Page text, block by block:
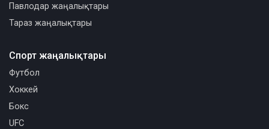
Павлодар жаңалықтары
Тараз жаңалықтары
Спорт жаңалықтары
Футбол
Хоккей
Бокс
UFC